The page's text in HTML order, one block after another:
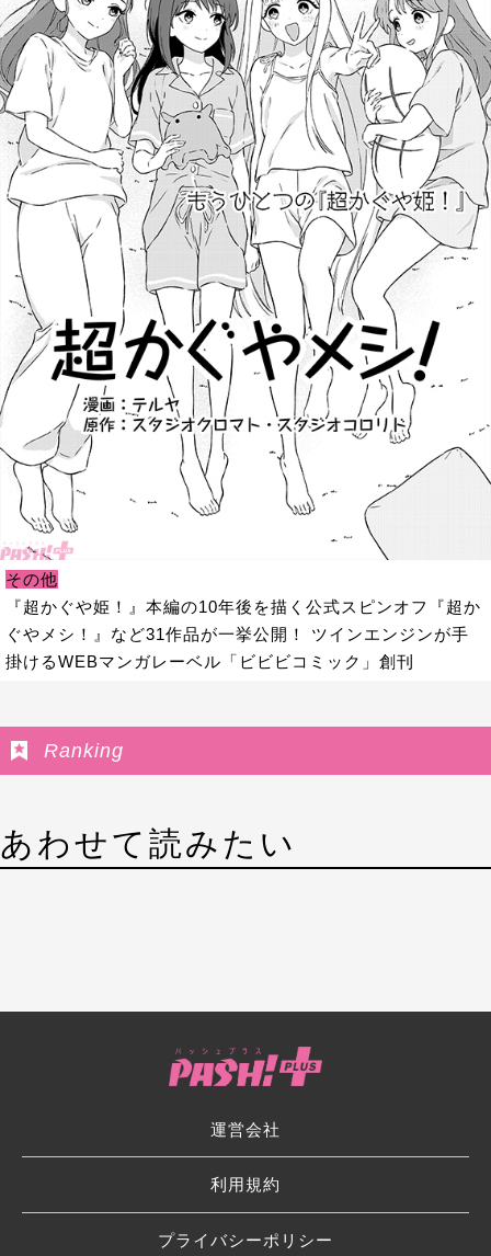
その他
『超かぐや姫！』本編の10年後を描く公式スピンオフ『超か
ぐやメシ！』など31作品が一挙公開！ ツインエンジンが手
掛けるWEBマンガレーベル「ビビビコミック」創刊
Ranking
あわせて読みたい
運営会社
利用規約
プライバシーポリシー